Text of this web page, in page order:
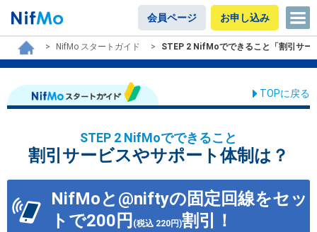
会員ページ お申し込み
NifMo スタートガイド STEP 2 NifMoでできること「割引サー
TOPに戻る
STEP 2 NifMoでできること
割引サービスやサポート体制は？
NifMoと@niftyの固定回線をセッ
トで200円 (税込 220円)割引！